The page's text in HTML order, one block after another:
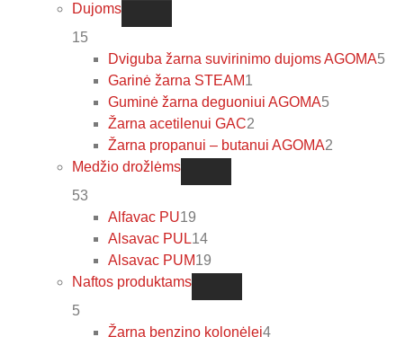
Dujoms
15
Dviguba žarna suvirinimo dujoms AGOMA5
Garinė žarna STEAM1
Guminė žarna deguoniui AGOMA5
Žarna acetilenui GAC2
Žarna propanui – butanui AGOMA2
Medžio drožlėms
53
Alfavac PU19
Alsavac PUL14
Alsavac PUM19
Naftos produktams
5
Žarna benzino kolonėlei4